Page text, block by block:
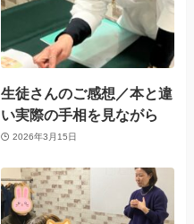
生徒さんのご感想／本と違
い実際の手相を見ながら
2026年3月15日